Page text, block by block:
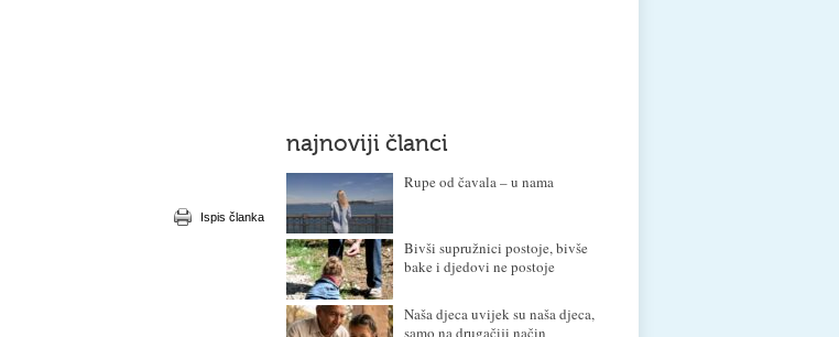
Ispis članka
najnoviji članci
Rupe od čavala – u nama
Bivši supružnici postoje, bivše
bake i djedovi ne postoje
Naša djeca uvijek su naša djeca,
samo na drugačiji način